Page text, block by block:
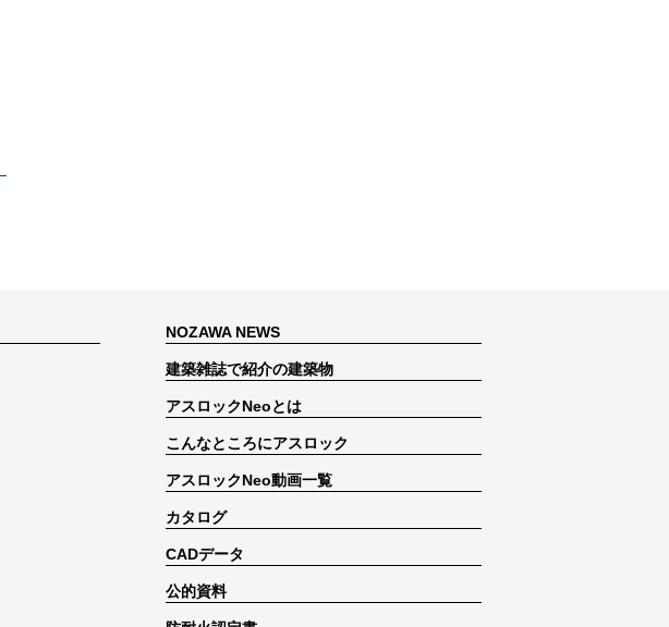
NOZAWA NEWS
建築雑誌で紹介の建築物
アスロックNeoとは
こんなところにアスロック
アスロックNeo動画一覧
カタログ
CADデータ
公的資料